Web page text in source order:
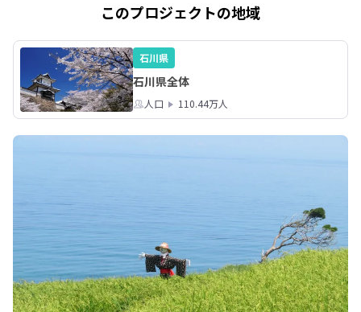
このプロジェクトの地域
石川県
石川県全体
人口 110.44万人